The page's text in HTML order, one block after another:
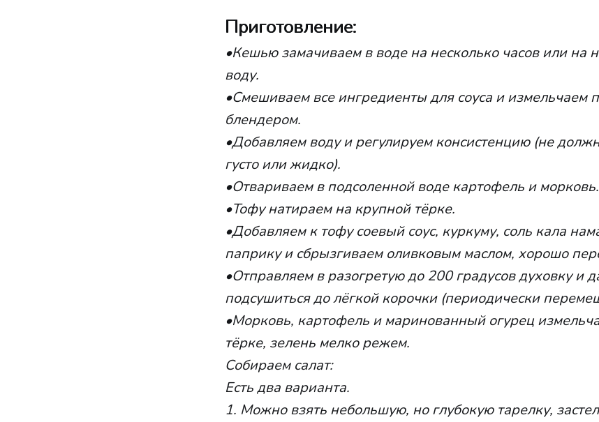
Приготовление:
•Кешью замачиваем в воде на несколько часов или на
воду.
•Смешиваем все ингредиенты для соуса и измельчаем
блендером.
•Добавляем воду и регулируем консистенцию (не
густо или жидко).
•Отвариваем в подсоленной воде картофель и морковь.
•Тофу натираем на крупной тёрке.
•Добавляем к тофу соевый соус, куркуму, соль кала
паприку и сбрызгиваем оливковым маслом, хорошо
•Отправляем в разогретую до 200 градусов духовку и
подсушиться до лёгкой корочки (периодически
•Морковь, картофель и маринованный огурец
тёрке, зелень мелко режем.
Собираем салат:
Есть два варианта.
1. Можно взять небольшую, но глубокую тарелку,